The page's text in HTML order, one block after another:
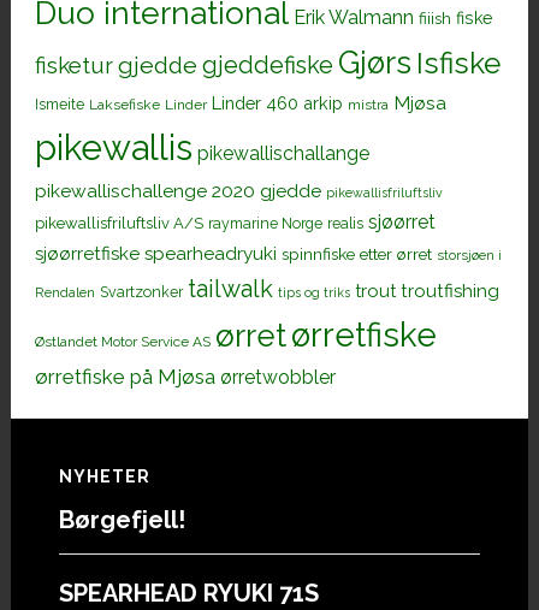
Duo international Erik Walmann fiiish fiske
fisketurgjedde gjeddefiske Gjørs Isfiske
Ismeite Laksefiske Linder Linder 460 arkip mistra Mjøsa
pikewallis pikewallischallange
pikewallischallenge 2020 gjedde pikewallisfriluftsliv
pikewallisfriluftsliv A/S raymarine Norge realis sjøørret
sjøørretfiske spearheadryuki spinnfiske etter ørret storsjøen i
Rendalen Svartzonker tailwalk tips og triks trout troutfishing
Østlandet Motor Service AS ørretørretfiske
ørretfiske på Mjøsa ørretwobbler
Footer
NYHETER
Børgefjell!
SPEARHEAD RYUKI 71S